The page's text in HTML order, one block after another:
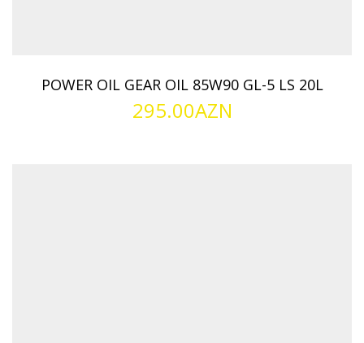
POWER OIL GEAR OIL 85W90 GL-5 LS 20L
295.00AZN